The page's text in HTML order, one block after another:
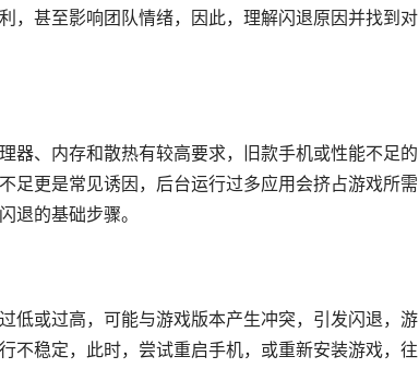
，甚至影响团队情绪，因此，理解闪退原因并找到对
器、内存和散热有较高要求，旧款手机或性能不足的
足更是常见诱因，后台运行过多应用会挤占游戏所需
退的基础步骤。
低或过高，可能与游戏版本产生冲突，引发闪退，游
不稳定，此时，尝试重启手机，或重新安装游戏，往